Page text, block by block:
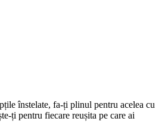
înstelate, fa-ți plinul pentru acelea cu
ți pentru fiecare reușita pe care ai